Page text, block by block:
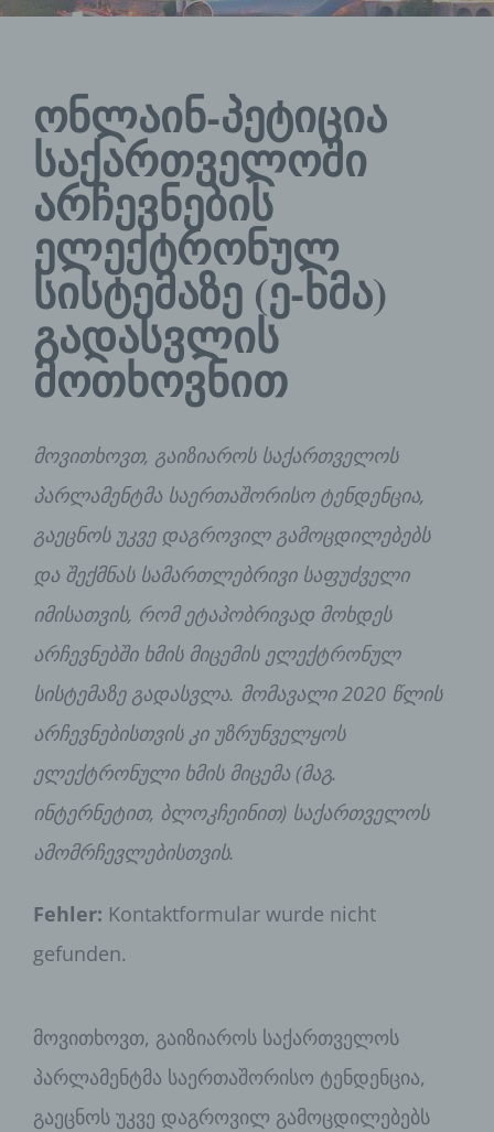
ონლაინ-პეტიცია
საქართველოში
არჩევნების
ელექტრონულ
სისტემაზე (ე-ხმა)
გადასვლის
მოთხოვნით
მოვითხოვთ, გაიზიაროს საქართველოს
პარლამენტმა საერთაშორისო ტენდენცია,
გაეცნოს უკვე დაგროვილ გამოცდილებებს
და შექმნას სამართლებრივი საფუძველი
იმისათვის, რომ ეტაპობრივად მოხდეს
არჩევნებში ხმის მიცემის ელექტრონულ
სისტემაზე გადასვლა. მომავალი 2020 წლის
არჩევნებისთვის კი უზრუნველყოს
ელექტრონული ხმის მიცემა (მაგ.
ინტერნეტით, ბლოკჩეინით) საქართველოს
ამომრჩევლებისთვის.
Fehler: Kontaktformular wurde nicht
gefunden.
მოვითხოვთ, გაიზიაროს საქართველოს
პარლამენტმა საერთაშორისო ტენდენცია,
გაეცნოს უკვე დაგროვილ გამოცდილებებს